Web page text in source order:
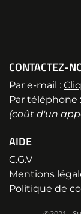
CONTACTEZ-
Par e-mail :
Par téléphone :
(coût d'un
AIDE
C.G.V
Mentions
Politique de